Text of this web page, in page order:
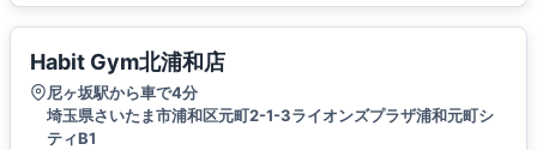
Habit Gym北浦和店
尼ヶ坂駅から車で4分
埼玉県さいたま市浦和区元町2-1-3ライオンズプラザ浦和元町シ
ティB1